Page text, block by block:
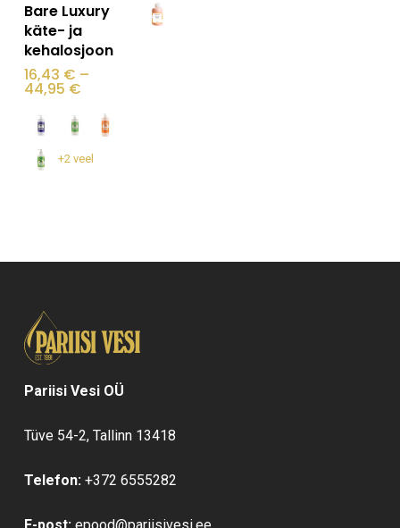
tootel
on
mitu
Valikuid
saab
Bare Luxury
käte- ja
kehalosjoon
16,43 € –
44,95 €Hinnavahemik:
kuni
44,95 €
+2 veel
Valikuid
Pariisi Vesi OÜ
Tüve 54-2, Tallinn 13418
Telefon: +372 6555282